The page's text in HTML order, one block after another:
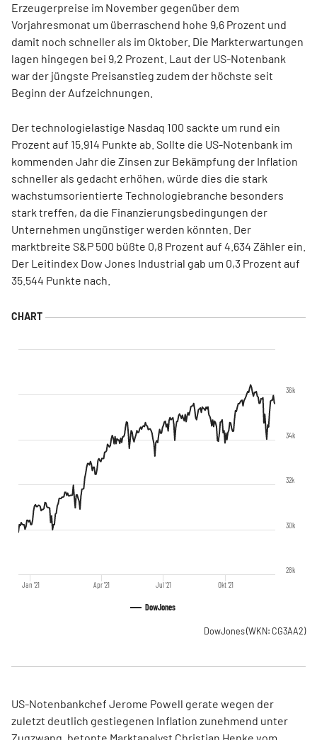
Erzeugerpreise im November gegenüber dem
Vorjahresmonat um überraschend hohe 9,6 Prozent und
damit noch schneller als im Oktober. Die Markterwartungen
lagen hingegen bei 9,2 Prozent. Laut der US-Notenbank
war der jüngste Preisanstieg zudem der höchste seit
Beginn der Aufzeichnungen.
Der technologielastige Nasdaq 100 sackte um rund ein
Prozent auf 15.914 Punkte ab. Sollte die US-Notenbank im
kommenden Jahr die Zinsen zur Bekämpfung der Inflation
schneller als gedacht erhöhen, würde dies die stark
wachstumsorientierte Technologiebranche besonders
stark treffen, da die Finanzierungsbedingungen der
Unternehmen ungünstiger werden könnten. Der
marktbreite S&P 500 büßte 0,8 Prozent auf 4.634 Zähler ein.
Der Leitindex Dow Jones Industrial gab um 0,3 Prozent auf
35.544 Punkte nach.
DowJones
Jan '21 Jul '21
Apr '21 Okt '21
28k
30k
32k
34k
36k
DowJones(WKN: CG3AA2)
US-Notenbankchef Jerome Powell gerate wegen der
zuletzt deutlich gestiegenen Inflation zunehmend unter